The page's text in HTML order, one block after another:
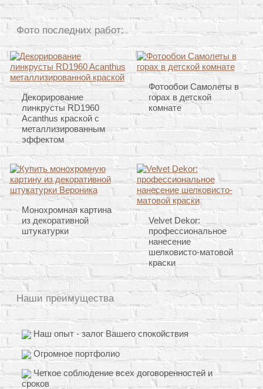
Фото последних работ:
Декорирование
линкрусты RD1960
Acanthus краской с
металлизированным
эффектом
Фотообои Самолеты в
горах в детской
комнате
Монохромная картина
из декоративной
штукатурки
Velvet Dekor:
профессиональное
нанесение
шелковисто-матовой
краски
Наши преимущества
Наш опыт - залог Вашего спокойствия
Огромное портфолио
Четкое соблюдение всех договоренностей и
сроков